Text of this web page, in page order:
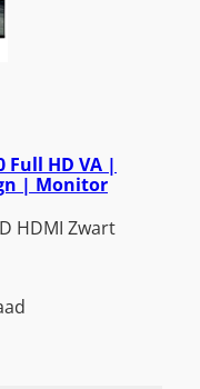
Full HD VA |
| Monitor
HDMI Zwart